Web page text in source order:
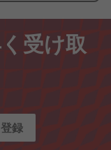
受け取
登録